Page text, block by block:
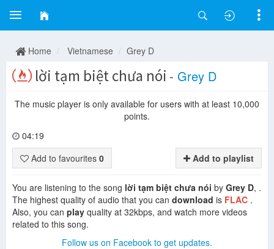
Home Vietnamese Grey D
lời tạm biệt chưa nói - Grey D
The music player is only available for users with at least 10,000
points.
04:19
Add to favourites 0 Add to playlist
You are listening to the song lời tạm biệt chưa nói by Grey D, .
The highest quality of audio that you can download is FLAC .
Also, you can play quality at 32kbps, and watch more videos
related to this song.
Follow us on Facebook to get updates.